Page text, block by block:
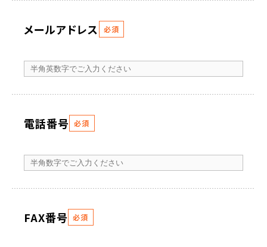
メールアドレス 必須
電話番号 必須
FAX番号 必須